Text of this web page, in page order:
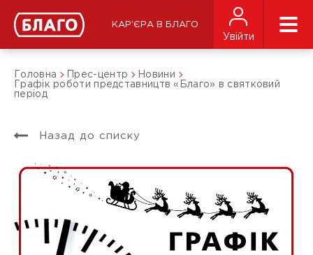
КАР'ЄРА В БЛАГО
Увійти
Головна Прес-центр
Новини
Графік роботи представництв «Благо» в святковий
період
Назад до списку